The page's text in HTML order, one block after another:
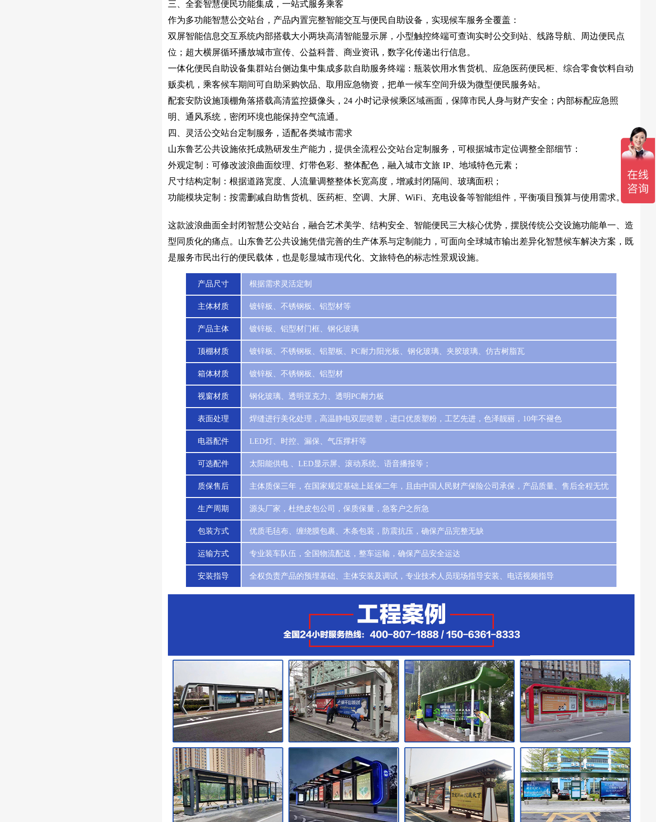
三、全套智慧便民功能集成，一站式服务乘客
作为多功能智慧公交站台 ，产品内置完整智能交互与便民自助设备，实现候车服务全覆盖：
双屏智能信息交互系统内部搭载大小两块高清智能显示屏，小型触控终端可查询实时公交到站、线路导航、周边便民点
位；超大横屏循环播放城市宣传、公益科普、商业资讯，数字化传递出行信息。
一体化便民自助设备集群站台侧边集中集成多款自助服务终端：瓶装饮用水售货机、应急医药便民柜、综合零食饮料自动
贩卖机，乘客候车期间可自助采购饮品、取用应急物资，把单一候车空间升级为微型便民服务站。
配套安防设施顶棚角落搭载高清监控摄像头，24 小时记录候乘区域画面，保障市民人身与财产安全；内部标配应急照
明、通风系统，密闭环境也能保持空气流通。
四、灵活公交站台定制服务，适配各类城市需求
山东鲁艺公共设施依托成熟研发生产能力，提供全流程公交站台定制 服务，可根据城市定位调整全部细节：
外观定制：可修改波浪曲面纹理、灯带色彩、整体配色，融入城市文旅 IP、地域特色元素；
尺寸结构定制：根据道路宽度、人流量调整整体长宽高度，增减封闭隔间、玻璃面积；
功能模块定制：按需删减自助售货机、医药柜、空调、大屏、WiFi、充电设备等智能组件，平衡项目预算与使用需求。
这款波浪曲面全封闭智慧公交站台，融合艺术美学、结构安全、智能便民三大核心优势，摆脱传统公交设施功能单一、造
型同质化的痛点。山东鲁艺公共设施凭借完善的生产体系与定制能力，可面向全球城市输出差异化智慧候车解决方案，既
是服务市民出行的便民载体，也是彰显城市现代化、文旅特色的标志性景观设施。
产品尺寸 根据需求灵活定制
主体材质 镀锌板、不锈钢板、铝型材等
产品主体 镀锌板、铝型材门框、钢化玻璃
顶棚材质 镀锌板、不锈钢板、铝塑板、PC耐力阳光板、钢化玻璃、夹胶玻璃、仿古树脂瓦
箱体材质 镀锌板、不锈钢板、铝型材
视窗材质 钢化玻璃、透明亚克力、透明PC耐力板
表面处理 焊缝进行美化处理，高温静电双层喷塑，进口优质塑粉，工艺先进，色泽靓丽，10年不褪色
电器配件 LED灯、时控、漏保、气压撑杆等
可选配件 太阳能供电 、LED显示屏、滚动系统、语音播报等；
质保售后 主体质保三年，在国家规定基础上延保二年，且由中国人民财产保险公司承保，产品质量、售后全程无忧
生产周期 源头厂家，杜绝皮包公司，保质保量，急客户之所急
包装方式 优质毛毡布、缠绕膜包裹、木条包装，防震抗压，确保产品完整无缺
运输方式 专业装车队伍，全国物流配送，整车运输，确保产品安全运达
安装指导 全权负责产品的预埋基础、主体安装及调试，专业技术人员现场指导安装、电话视频指导